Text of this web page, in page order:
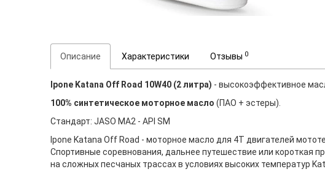
Описание Характеристики Отзывы 0
Ipone Katana Off Road 10W40 (2 литра) - высокоэффективное
100% синтетическое моторное масло (ПАО + эстеры).
Стандарт: JASO MA2 - API SМ
Ipone Katana Off Road - моторное масло для 4Т двигателей
Спортивные соревнования, дальнее путешествие или короткая
на сложных песчаных трассах в условиях высоких температур